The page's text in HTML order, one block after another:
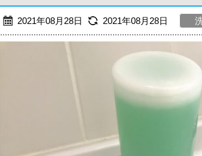
2021年08月28日 2021年08月28日